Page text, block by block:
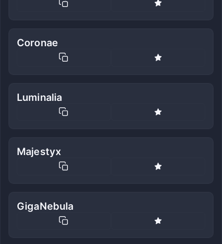
Coronae
Luminalia
Majestyx
GigaNebula